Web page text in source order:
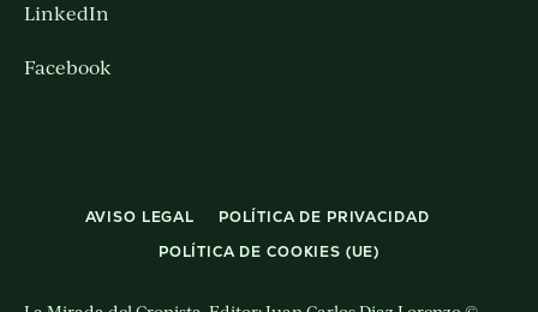
LinkedIn
Facebook
AVISO LEGAL
POLÍTICA DE PRIVACIDAD
POLÍTICA DE COOKIES (UE)